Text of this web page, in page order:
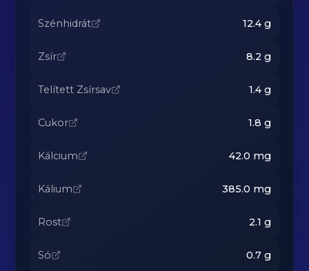
Szénhidrát 12.4g
Zsír 8.2 g
Telített Zsírsav 1.4g
Cukor 1.8 g
Kálcium 42.0 mg
Kálium 385.0 mg
Rost 2.1 g
Só 0.7g